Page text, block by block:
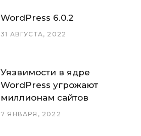
WordPress 6.0.2
31 АВГУСТА, 2022
Уязвимости в ядре
WordPress угрожают
миллионам сайтов
7 ЯНВАРЯ, 2022